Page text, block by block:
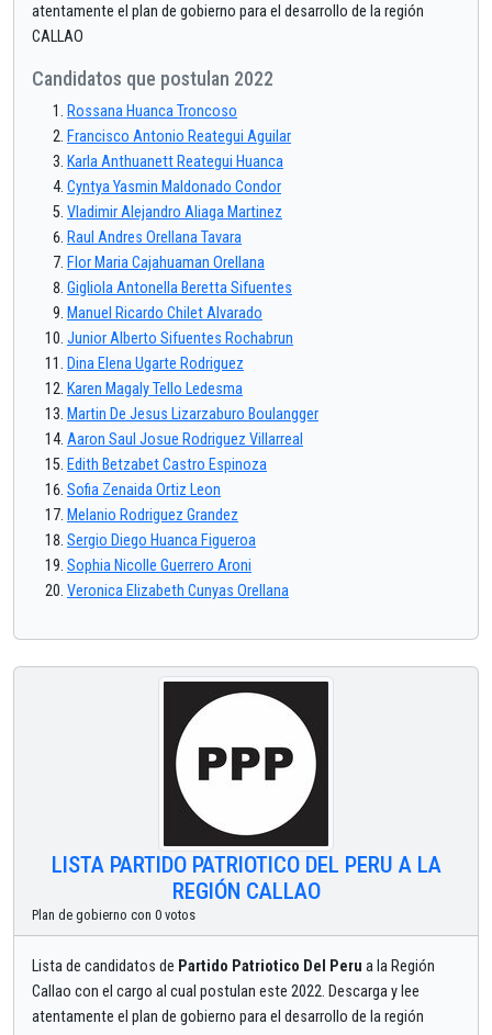
atentamente el plan de gobierno para el desarrollo de la región
CALLAO
Candidatos que postulan 2022
Rossana Huanca Troncoso
Francisco Antonio Reategui Aguilar
Karla Anthuanett Reategui Huanca
Cyntya Yasmin Maldonado Condor
Vladimir Alejandro Aliaga Martinez
Raul Andres Orellana Tavara
Flor Maria Cajahuaman Orellana
Gigliola Antonella Beretta Sifuentes
Manuel Ricardo Chilet Alvarado
Junior Alberto Sifuentes Rochabrun
Dina Elena Ugarte Rodriguez
Karen Magaly Tello Ledesma
Martin De Jesus Lizarzaburo Boulangger
Aaron Saul Josue Rodriguez Villarreal
Edith Betzabet Castro Espinoza
Sofia Zenaida Ortiz Leon
Melanio Rodriguez Grandez
Sergio Diego Huanca Figueroa
Sophia Nicolle Guerrero Aroni
Veronica Elizabeth Cunyas Orellana
LISTA PARTIDO PATRIOTICO DEL PERU A LA
REGIÓN CALLAO
Plan de gobierno con 0 votos
Lista de candidatos de Partido Patriotico Del Peru a la Región
Callao con el cargo al cual postulan este 2022. Descarga y lee
atentamente el plan de gobierno para el desarrollo de la región